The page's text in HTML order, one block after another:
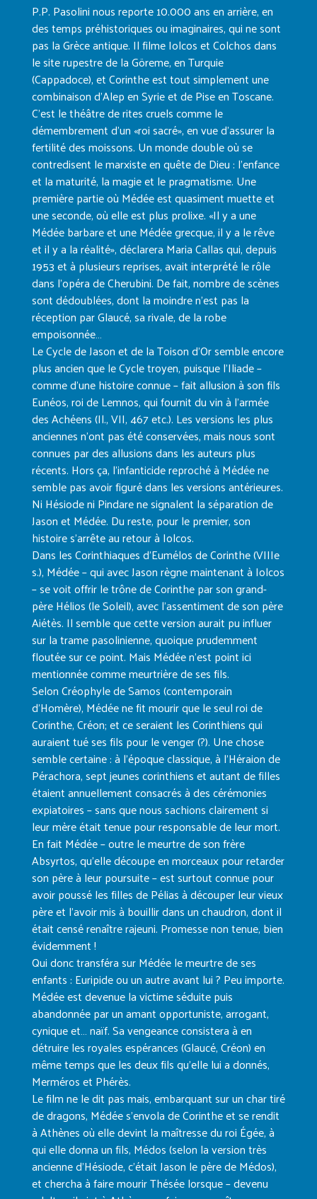
P.P. Pasolini nous reporte 10.000 ans en arrière, en
des temps préhistoriques ou imaginaires, qui ne sont
pas la Grèce antique. Il filme Iolcos et Colchos dans
le site rupestre de la Göreme, en Turquie
(Cappadoce), et Corinthe est tout simplement une
combinaison d’Alep en Syrie et de Pise en Toscane.
C’est le théâtre de rites cruels comme le
démembrement d’un «roi sacré», en vue d’assurer la
fertilité des moissons. Un monde double où se
contredisent le marxiste en quête de Dieu : l’enfance
et la maturité, la magie et le pragmatisme. Une
première partie où Médée est quasiment muette et
une seconde, où elle est plus prolixe. «Il y a une
Médée barbare et une Médée grecque, il y a le rêve
et il y a la réalité», déclarera Maria Callas qui, depuis
1953 et à plusieurs reprises, avait interprété le rôle
dans l’opéra de Cherubini. De fait, nombre de scènes
sont dédoublées, dont la moindre n’est pas la
réception par Glaucé, sa rivale, de la robe
empoisonnée…
Le Cycle de Jason et de la Toison d’Or semble encore
plus ancien que le Cycle troyen, puisque l’Iliade –
comme d’une histoire connue – fait allusion à son fils
Eunéos, roi de Lemnos, qui fournit du vin à l’armée
des Achéens (Il., VII, 467 etc.). Les versions les plus
anciennes n’ont pas été conservées, mais nous sont
connues par des allusions dans les auteurs plus
récents. Hors ça, l’infanticide reproché à Médée ne
semble pas avoir figuré dans les versions antérieures.
Ni Hésiode ni Pindare ne signalent la séparation de
Jason et Médée. Du reste, pour le premier, son
histoire s’arrête au retour à Iolcos.
Dans les Corinthiaques d’Eumélos de Corinthe (VIIIe
s.), Médée – qui avec Jason règne maintenant à Iolcos
– se voit offrir le trône de Corinthe par son grand-
père Hélios (le Soleil), avec l’assentiment de son père
Aiétès. Il semble que cette version aurait pu influer
sur la trame pasolinienne, quoique prudemment
floutée sur ce point. Mais Médée n’est point ici
mentionnée comme meurtrière de ses fils.
Selon Créophyle de Samos (contemporain
d’Homère), Médée ne fit mourir que le seul roi de
Corinthe, Créon; et ce seraient les Corinthiens qui
auraient tué ses fils pour le venger (?). Une chose
semble certaine : à l’époque classique, à l’Héraion de
Pérachora, sept jeunes corinthiens et autant de filles
étaient annuellement consacrés à des cérémonies
expiatoires – sans que nous sachions clairement si
leur mère était tenue pour responsable de leur mort.
En fait Médée – outre le meurtre de son frère
Absyrtos, qu’elle découpe en morceaux pour retarder
son père à leur poursuite – est surtout connue pour
avoir poussé les filles de Pélias à découper leur vieux
père et l’avoir mis à bouillir dans un chaudron, dont il
était censé renaître rajeuni. Promesse non tenue, bien
évidemment !
Qui donc transféra sur Médée le meurtre de ses
enfants : Euripide ou un autre avant lui ? Peu importe.
Médée est devenue la victime séduite puis
abandonnée par un amant opportuniste, arrogant,
cynique et… naïf. Sa vengeance consistera à en
détruire les royales espérances (Glaucé, Créon) en
même temps que les deux fils qu’elle lui a donnés,
Merméros et Phérès.
Le film ne le dit pas mais, embarquant sur un char tiré
de dragons, Médée s’envola de Corinthe et se rendit
à Athènes où elle devint la maîtresse du roi Égée, à
qui elle donna un fils, Médos (selon la version très
ancienne d’Hésiode, c’était Jason le père de Médos),
et chercha à faire mourir Thésée lorsque – devenu